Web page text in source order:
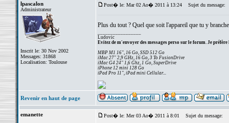
lpascalon
Administrateur
Inscrit le: 30 Nov 2002
Messages: 31868
Localisation: Toulouse
Post� le: Mar 02 Ao� 2011 à 13:24 Sujet du message:
Plus du tout ? Quel que soit l'appareil que tu y
Ludovic
Evitez de m'envoyer des messages perso sur le forum. Je préfère
MBP M1 16", 16 Go, SSD 512 Go
iMac 27" 2,9 GHz, 16 Go, 3 To FusionDrive
iMac G4 24" 1,6 Ghz, 1 Go, SuperDrive
iPhone 12 mini 128 Go
iPad Pro 11", iPad mini Cellular...
Revenir en haut de page
emanette Post� le: Mer 03 Ao� 2011 à 8:01 Sujet du message: